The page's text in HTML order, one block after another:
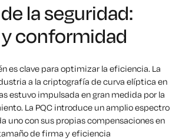
la seguridad:
conformidad
es clave para optimizar la eficiencia. La
a la criptografía de curva elíptica en
estuvo impulsada en gran medida por la
La PQC introduce un amplio espectro
uno con sus propias compensaciones en
de firma y eficiencia